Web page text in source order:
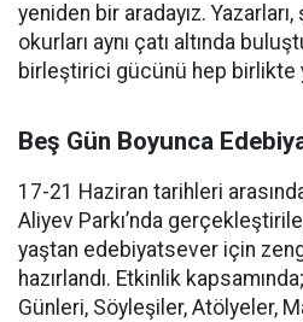
yeniden bir aradayız.
okurları aynı çatı altında
birleştirici gücünü hep birlikte
Beş Gün Boyunca
17-21 Haziran tarihleri
Aliyev Parkı’nda
yaştan edebiyatsever için
hazırlandı. Etkinlik
Günleri, Söyleşiler, Atölyeler,